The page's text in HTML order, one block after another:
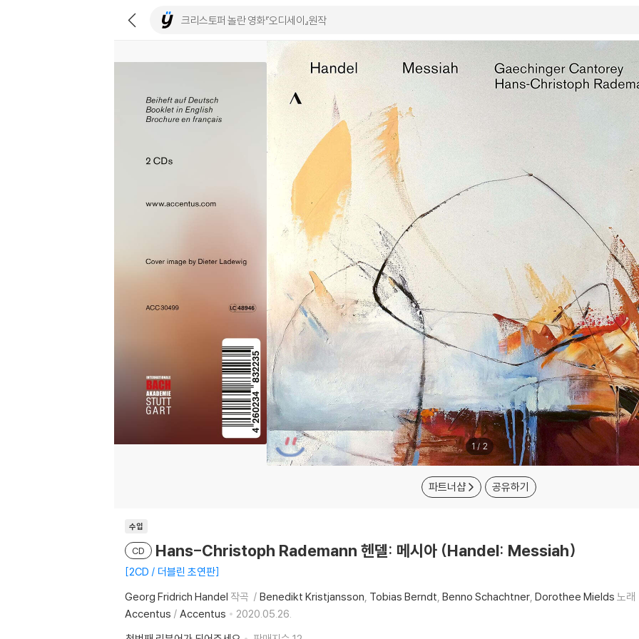
1/2
파트너샵 공유하기
수입
CD Hans-Christoph Rademann 헨델: 메시아 (Handel: Messiah)
2CD / 더블린 초연판
Georg Fridrich Handel 작곡 Benedikt Kristjansson Tobias Berndt Benno Schachtner Dorothee Mields 노래
Accentus / Accentus
2020.05.26.